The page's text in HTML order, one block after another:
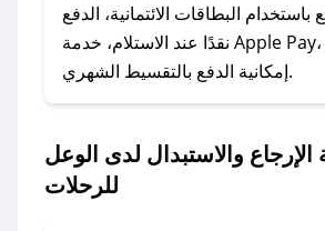
بحل المشكلة في أسرع وقت ممكن.
### ماذا أفعل إذا لم أجد كود خصم لمتجري
المفضل؟
وسنعمل على توفير الكوبونات في
أسرع وقت ممكن.
باستخدام البطاقات الائتمانية، الدفع
نقدًا عند الاستلام، خدمة Apple Pay، بالإضافة إلى
إمكانية الدفع بالتقسيط الشهري.
والاستبدال لدى الوعل
للرحلات